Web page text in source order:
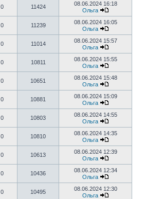
0 11424
08.06.2024 16:18
Ольга
0 11239
08.06.2024 16:05
Ольга
0 11014
08.06.2024 15:57
Ольга
0 10811
08.06.2024 15:55
Ольга
0 10651
08.06.2024 15:48
Ольга
0 10881
08.06.2024 15:09
Ольга
0 10803
08.06.2024 14:55
Ольга
0 10810
08.06.2024 14:35
Ольга
0 10613
08.06.2024 12:39
Ольга
0 10436
08.06.2024 12:34
Ольга
0 10495
08.06.2024 12:30
Ольга